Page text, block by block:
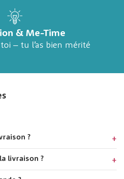
& Me-Time
– tu l’as bien mérité
?
livraison ?